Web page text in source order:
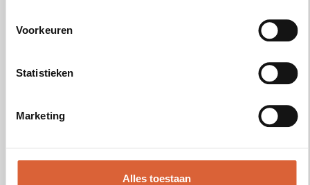
Voorkeuren
Statistieken
Marketing
Alles toestaan
verwelkomen tijdens onze heftruck en
Heftruck en Reachtruck combi